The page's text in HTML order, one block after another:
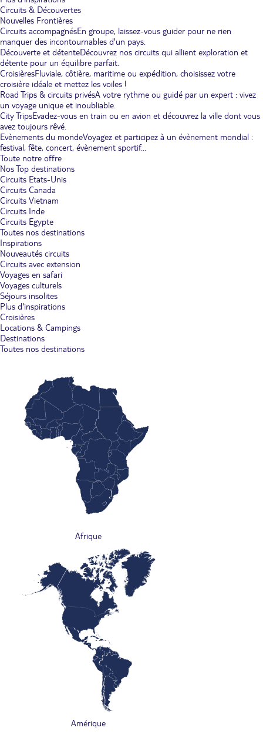
Circuits & Découvertes
Nouvelles Frontières
Circuits accompagnésEn groupe, laissez-vous guider pour ne rien
manquer des incontournables d'un pays.
Découverte et détenteDécouvrez nos circuits qui allient exploration et
détente pour un équilibre parfait.
CroisièresFluviale, côtière, maritime ou expédition, choisissez votre
croisière idéale et mettez les voiles !
Road Trips & circuits privésA votre rythme ou guidé par un expert : vivez
un voyage unique et inoubliable.
City TripsEvadez-vous en train ou en avion et découvrez la ville dont vous
avez toujours rêvé.
Evènements du mondeVoyagez et participez à un évènement mondial :
festival, fête, concert, évènement sportif...
Toute notre offre
Nos Top destinations
Circuits Etats-Unis
Circuits Canada
Circuits Vietnam
Circuits Inde
Circuits Egypte
Toutes nos destinations
Inspirations
Nouveautés circuits
Circuits avec extension
Voyages en safari
Voyages culturels
Séjours insolites
Plus d'inspirations
Croisières
Locations & Campings
Destinations
Toutes nos destinations
Afrique
Amérique